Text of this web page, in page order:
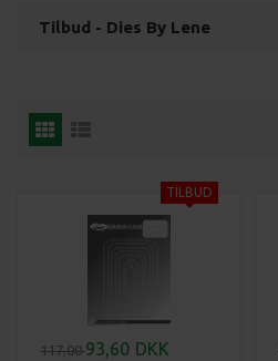
Tilbud - Dies By Lene
117,0093,60 DKK